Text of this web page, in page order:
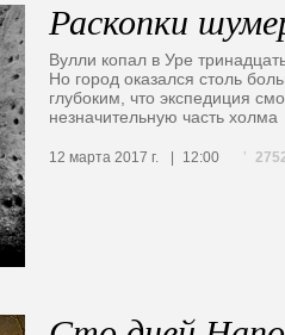
Раскопки
Вулли копал в Уре
Но город оказался столь
глубоким, что экспедиция
незначительную часть холма
12 марта 2017 г. 12:00